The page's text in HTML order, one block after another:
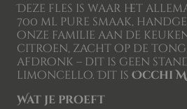
Deze fles is waar het
700 ml pure smaak,
onze familie aan de
citroen, zacht op de
afdronk – dit is geen
limoncello. Dit is Occhi
Wat je proeft